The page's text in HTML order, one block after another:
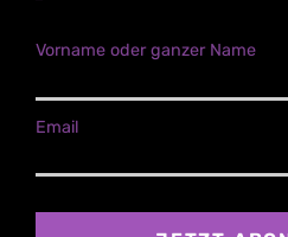
Vorname oder ganzer Name
Email